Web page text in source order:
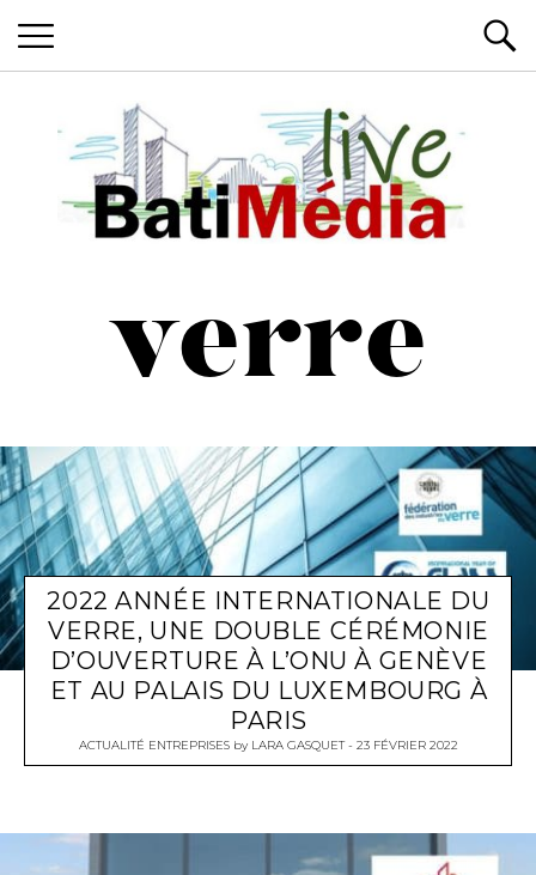
Batimedialive
verre
2022 ANNÉE INTERNATIONALE DU
VERRE, UNE DOUBLE CÉRÉMONIE
D’OUVERTURE À L’ONU À GENÈVE
ET AU PALAIS DU LUXEMBOURG À
PARIS
ACTUALITÉ ENTREPRISES by LARA GASQUET 23 FÉVRIER 2022